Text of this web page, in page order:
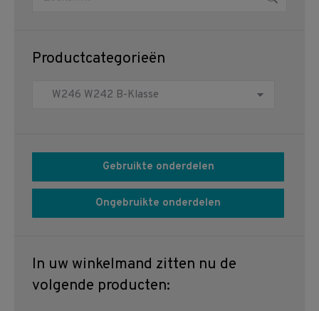
Productcategorieën
Gebruikte onderdelen
Ongebruikte onderdelen
In uw winkelmand zitten nu de
volgende producten: